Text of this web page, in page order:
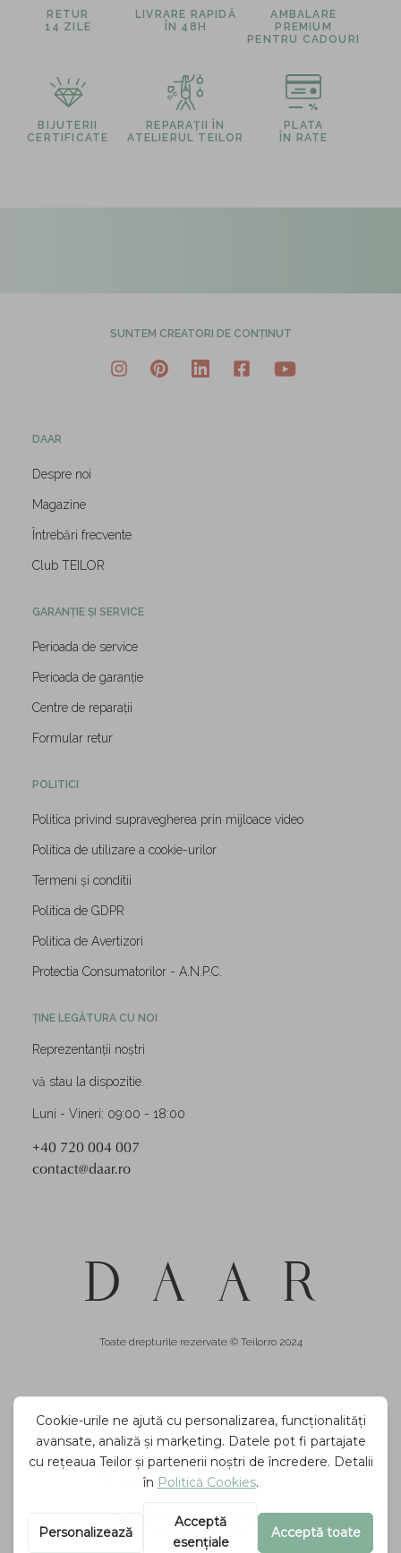
RETUR
14 ZILE
LIVRARE RAPIDĂ
ÎN 48H
AMBALARE
PREMIUM
PENTRU CADOURI
BIJUTERII
CERTIFICATE
REPARAȚII ÎN
ATELIERUL TEILOR
PLATA
ÎN RATE
SUNTEM CREATORI DE CONȚINUT
DAAR
Despre noi
Magazine
Întrebări frecvente
Club TEILOR
GARANȚIE ȘI SERVICE
Perioada de service
Perioada de garanție
Centre de reparații
Formular retur
POLITICI
Politica privind supravegherea prin mijloace video
Politica de utilizare a cookie-urilor
Termeni și conditii
Politica de GDPR
Politica de Avertizori
Protectia Consumatorilor - A.N.P.C.
ȚINE LEGĂTURA CU NOI
Reprezentanții noștri
vă stau la dispozitie.
Luni - Vineri: 09:00 - 18:00
+40 720 004 007
contact@daar.ro
Toate drepturile rezervate © Teilor.ro 2024